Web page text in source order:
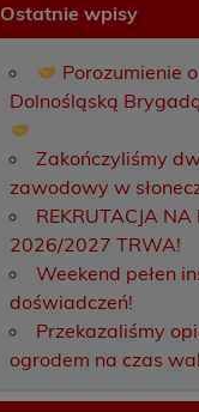
Ostatnie wpisy
Porozumienie
Dolnośląską
Zakończyliśmy
zawodowy w
REKRUTACJA NA
2026/2027 TRWA!
Weekend pełen
doświadczeń!
Przekazaliśmy
ogrodem na czas